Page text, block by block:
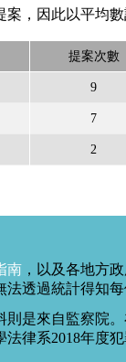
案，因此以平均
提案次數
9
7
2
南 ，以及各地方
透過統計得知
則是來自監察院
律系2018年度